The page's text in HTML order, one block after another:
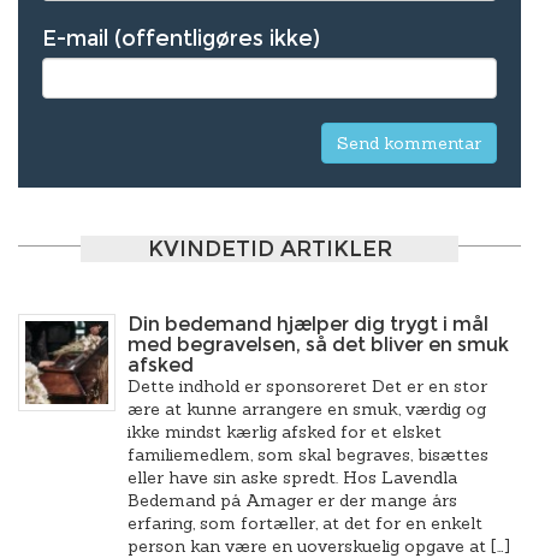
E-mail (offentligøres ikke)
KVINDETID ARTIKLER
Din bedemand hjælper dig trygt i mål
med begravelsen, så det bliver en smuk
afsked
Dette indhold er sponsoreret Det er en stor
ære at kunne arrangere en smuk, værdig og
ikke mindst kærlig afsked for et elsket
familiemedlem, som skal begraves, bisættes
eller have sin aske spredt. Hos Lavendla
Bedemand på Amager er der mange års
erfaring, som fortæller, at det for en enkelt
person kan være en uoverskuelig opgave at […]